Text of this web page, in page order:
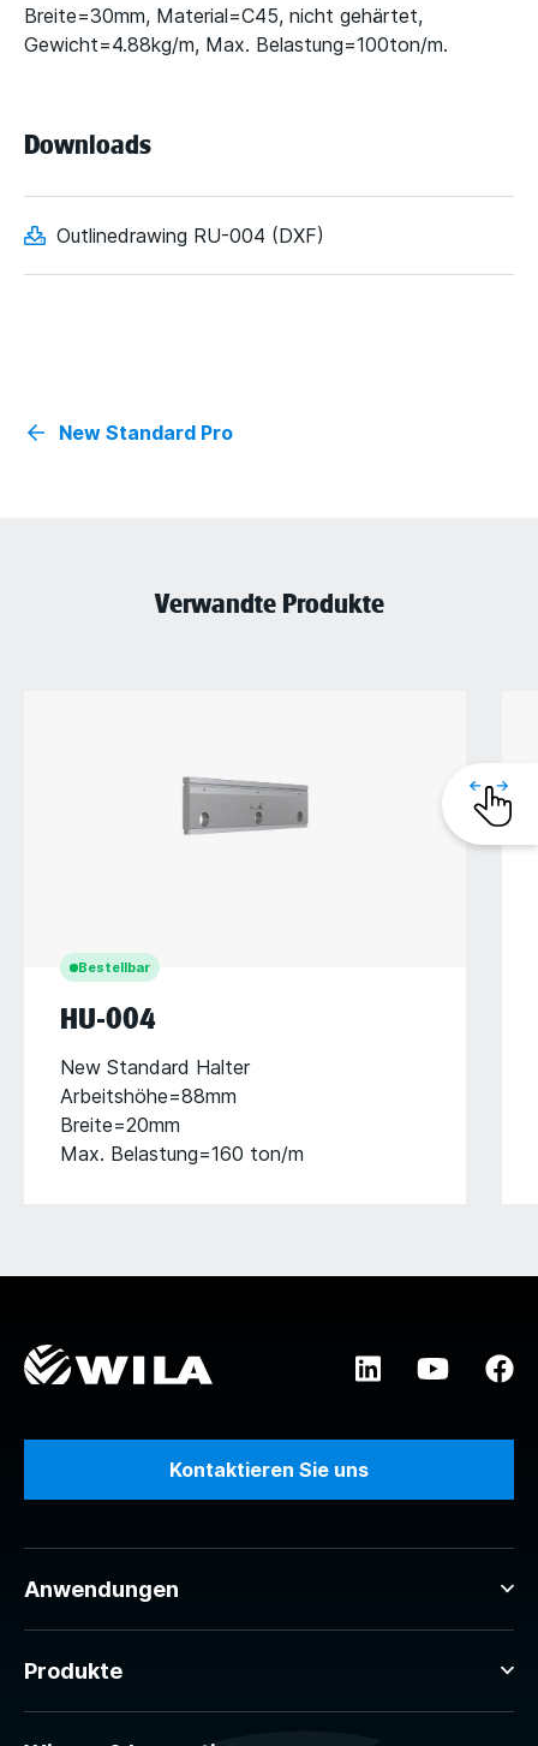
Breite=30mm, Material=C45, nicht gehärtet,
Gewicht=4.88kg/m, Max. Belastung=100ton/m.
Downloads
Outlinedrawing RU-004 (DXF)
New Standard Pro
Verwandte Produkte
Bestellbar
HU-004
New Standard Halter
Arbeitshöhe=88mm
Breite=20mm
Max. Belastung=160 ton/m
Kontaktieren Sie uns
Anwendungen
Produkte